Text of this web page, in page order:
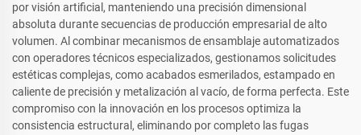
por visión artificial, manteniendo una precisión dimensional
absoluta durante secuencias de producción empresarial de alto
volumen. Al combinar mecanismos de ensamblaje automatizados
con operadores técnicos especializados, gestionamos solicitudes
estéticas complejas, como acabados esmerilados, estampado en
caliente de precisión y metalización al vacío, de forma perfecta. Este
compromiso con la innovación en los procesos optimiza la
consistencia estructural, eliminando por completo las fugas